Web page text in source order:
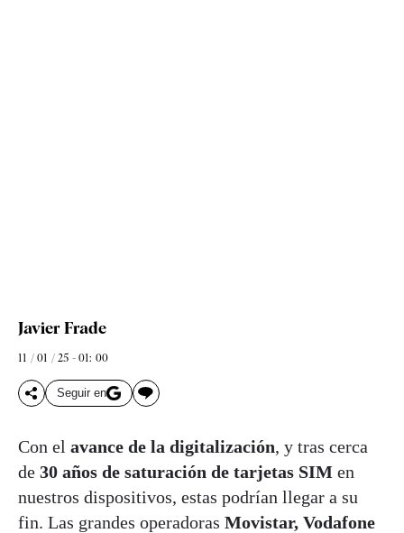
Javier Frade
11 / 01 / 25 - 01: 00
Seguir en
Con el avance de la digitalización, y tras cerca
de 30 años de saturación de tarjetas SIM en
nuestros dispositivos, estas podrían llegar a su
fin. Las grandes operadoras Movistar, Vodafone